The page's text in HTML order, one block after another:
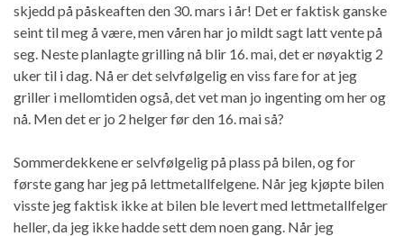
skjedd på påskeaften den 30. mars i år! Det er faktisk ganske
seint til meg å være, men våren har jo mildt sagt latt vente på
seg. Neste planlagte grilling nå blir 16. mai, det er nøyaktig 2
uker til i dag. Nå er det selvfølgelig en viss fare for at jeg
griller i mellomtiden også, det vet man jo ingenting om her og
nå. Men det er jo 2 helger før den 16. mai så?
Sommerdekkene er selvfølgelig på plass på bilen, og for
første gang har jeg på lettmetallfelgene. Når jeg kjøpte bilen
visste jeg faktisk ikke at bilen ble levert med lettmetallfelger
heller, da jeg ikke hadde sett dem noen gang. Når jeg